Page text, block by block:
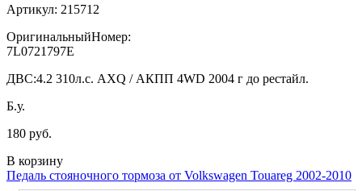
Артикул: 215712
ОригинальныйНомер:
7L0721797E
ДВС:4.2 310л.с. AXQ / АКПП 4WD 2004 г до рестайл.
Б.у.
180 руб.
В корзину
Педаль стояночного тормоза от Volkswagen Touareg 2002-2010